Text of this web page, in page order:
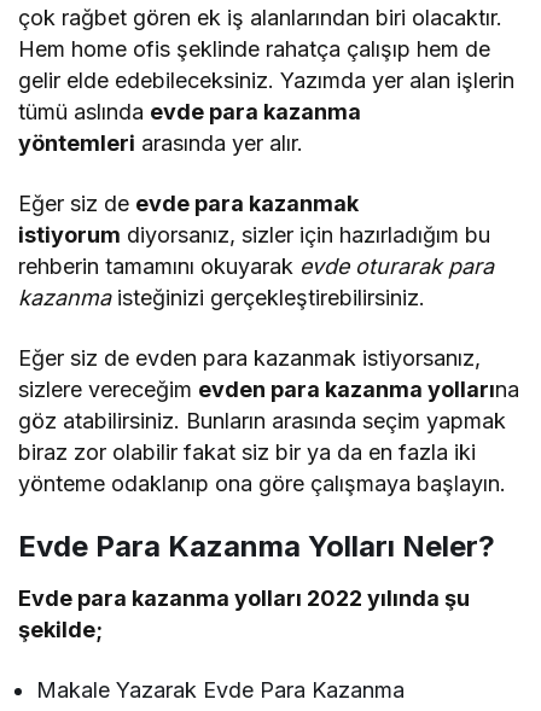
çok rağbet gören ek iş alanlarından biri olacaktır.
Hem home ofis şeklinde rahatça çalışıp hem de
gelir elde edebileceksiniz. Yazımda yer alan işlerin
tümü aslında evde para kazanma
yöntemleri arasında yer alır.
Eğer siz de evde para kazanmak
istiyorum diyorsanız, sizler için hazırladığım bu
rehberin tamamını okuyarak evde oturarak para
kazanmaisteğinizi gerçekleştirebilirsiniz.
Eğer siz de evden para kazanmak istiyorsanız,
sizlere vereceğim evden para kazanma yollarına
göz atabilirsiniz. Bunların arasında seçim yapmak
biraz zor olabilir fakat siz bir ya da en fazla iki
yönteme odaklanıp ona göre çalışmaya başlayın.
Evde Para Kazanma Yolları Neler?
Evde para kazanma yolları 2022 yılında şu
şekilde;
Makale Yazarak Evde Para Kazanma